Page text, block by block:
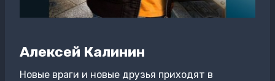
Алексей Калинин
Новые враги и новые друзья приходят в